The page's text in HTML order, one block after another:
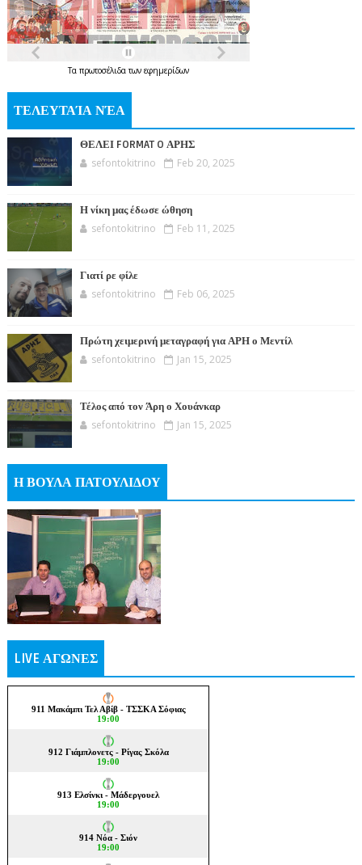
Τα πρωτοσέλιδατων εφημερίδων
ΤΕΛΕΥΤΑΊΑ ΝΈΑ
ΘΕΛΕΙ FORMAT O ΑΡΗΣ
sefontokitrino Feb 20, 2025
Η νίκη μας έδωσε ώθηση
sefontokitrino Feb 11, 2025
Γιατί ρε φίλε
sefontokitrino Feb 06, 2025
Πρώτη χειμερινή μεταγραφή για ΑΡΗ ο Μεντίλ
sefontokitrino Jan 15, 2025
Τέλος από τον Άρη ο Χουάνκαρ
sefontokitrino Jan 15, 2025
Η ΒΟΥΛΑ ΠΑΤΟΥΛΙΔΟΥ
LIVE ΑΓΩΝΕΣ